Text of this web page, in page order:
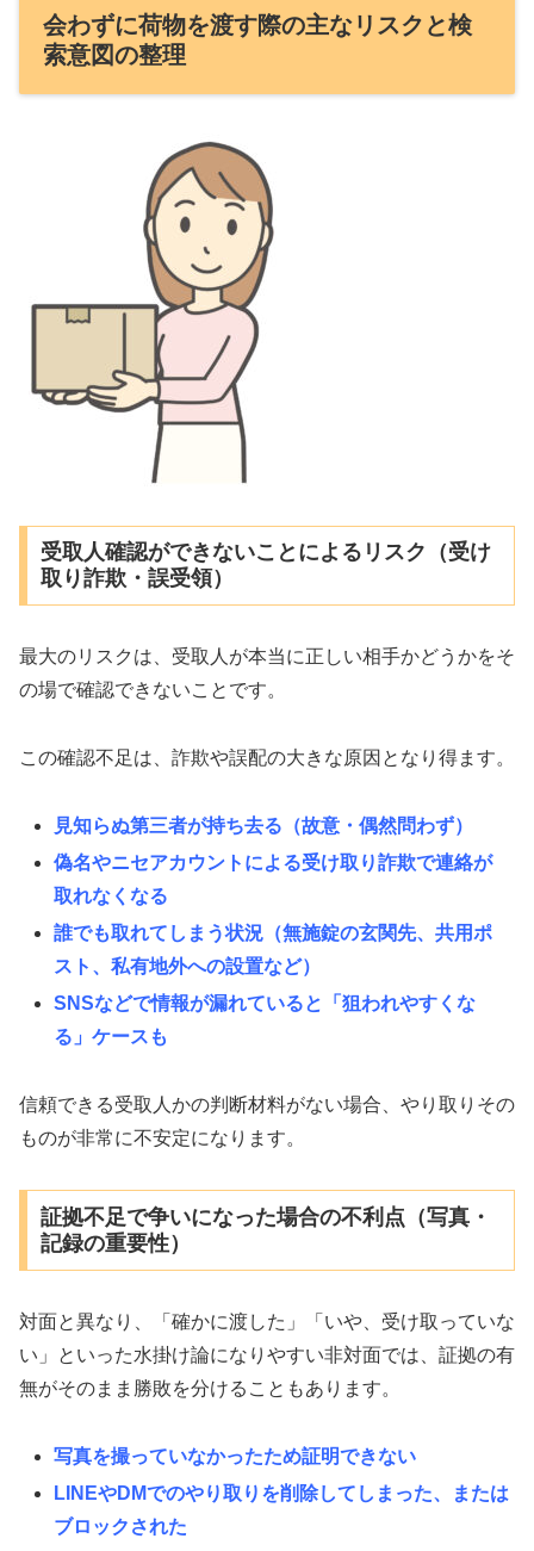
会わずに荷物を渡す際の主なリスクと検
索意図の整理
受取人確認ができないことによるリスク（受け
取り詐欺・誤受領）
最大のリスクは、受取人が本当に正しい相手かどうかをそ
の場で確認できないことです。
この確認不足は、詐欺や誤配の大きな原因となり得ます。
見知らぬ第三者が持ち去る（故意・偶然問わず）
偽名やニセアカウントによる受け取り詐欺で連絡が
取れなくなる
誰でも取れてしまう状況（無施錠の玄関先、共用ポ
スト、私有地外への設置など）
SNSなどで情報が漏れていると「狙われやすくな
る」ケースも
信頼できる受取人かの判断材料がない場合、やり取りその
ものが非常に不安定になります。
証拠不足で争いになった場合の不利点（写真・
記録の重要性）
対面と異なり、「確かに渡した」「いや、受け取っていな
い」といった水掛け論になりやすい非対面では、証拠の有
無がそのまま勝敗を分けることもあります。
写真を撮っていなかったため証明できない
LINEやDMでのやり取りを削除してしまった、または
ブロックされた